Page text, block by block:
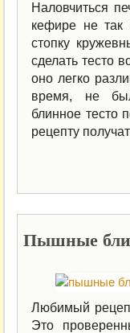
Наловчиться
кефире не так
стопку
сделать тесто
оно легко
время, не
блинное тесто
рецепту
Пышные
Любимый
Это